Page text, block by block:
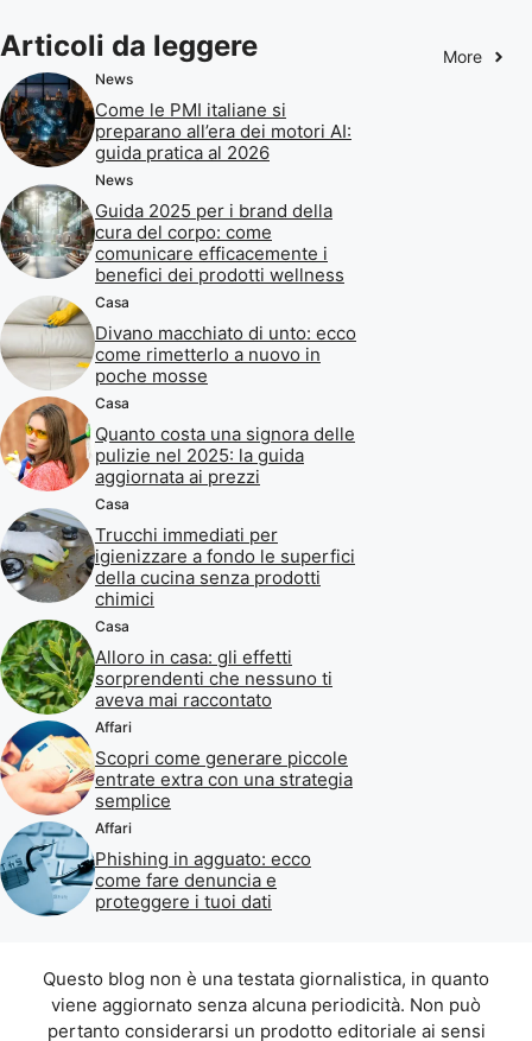
Articoli da leggere More
News
Come le PMI italiane si
preparano all’era dei motori AI:
guida pratica al 2026
News
Guida 2025 per i brand della
cura del corpo: come
comunicare efficacemente i
benefici dei prodotti wellness
Casa
Divano macchiato di unto: ecco
come rimetterlo a nuovo in
poche mosse
Casa
Quanto costa una signora delle
pulizie nel 2025: la guida
aggiornata ai prezzi
Casa
Trucchi immediati per
igienizzare a fondo le superfici
della cucina senza prodotti
chimici
Casa
Alloro in casa: gli effetti
sorprendenti che nessuno ti
aveva mai raccontato
Affari
Scopri come generare piccole
entrate extra con una strategia
semplice
Affari
Phishing in agguato: ecco
come fare denuncia e
proteggere i tuoi dati
Questo blog non è una testata giornalistica, in quanto
viene aggiornato senza alcuna periodicità. Non può
pertanto considerarsi un prodotto editoriale ai sensi